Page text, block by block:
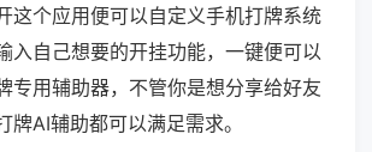
这个应用便可以自定义手机打牌系统
入自己想要的开挂功能，一键便可以
专用辅助器，不管你是想分享给好友
牌AI辅助都可以满足需求。